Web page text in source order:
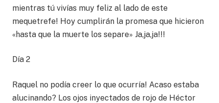
mientras tú vivías muy feliz al lado de este
mequetrefe! Hoy cumplirán la promesa que hicieron
«hasta que la muerte los separe» Ja,ja,ja!!!
Día 2
Raquel no podía creer lo que ocurría! Acaso estaba
alucinando? Los ojos inyectados de rojo de Héctor